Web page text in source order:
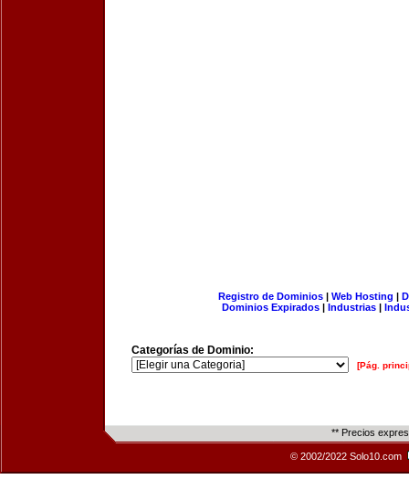
Registro de Dominios| Web Hosting |
Dominios Expirados | Industrias |
Categorías de Dominio:
[Pág.
** Precios
© 2002/2022 Solo10.com